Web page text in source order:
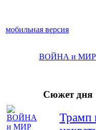
мобильная версия
ВОЙНА и МИР
Сюжет дня
Трамп